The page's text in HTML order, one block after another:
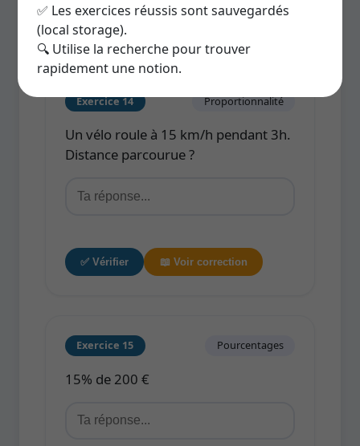
✅ Vérifier 📖 Voir correction
Exercice 14 Proportionnalité
Un vélo roule à 15 km/h pendant 3h.
Distance parcourue ?
✅ Vérifier 📖 Voir correction
Exercice 15 Pourcentages
15% de 200 €
✅ Les exercices réussis sont sauvegardés
(local storage).
🔍 Utilise la recherche pour trouver
rapidement une notion.